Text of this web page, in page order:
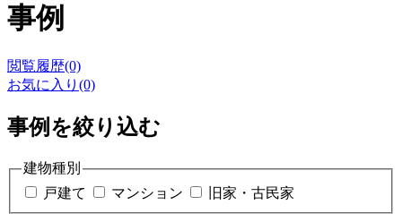
事例
閲覧履歴(0)
お気に入り(0)
事例を絞り込む
建物種別
戸建て
マンション 旧家・古民家